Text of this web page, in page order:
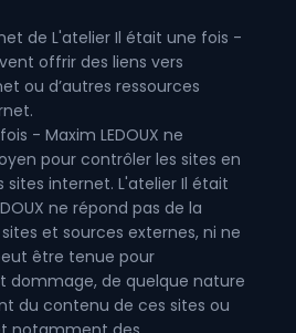
de L'atelier Il était une fois -
offrir des liens vers
ou d’autres ressources
- Maxim LEDOUX ne
pour contrôler les sites en
sites internet. L'atelier Il était
ne répond pas de la
et sources externes, ni ne
être tenue pour
dommage, de quelque nature
du contenu de ces sites ou